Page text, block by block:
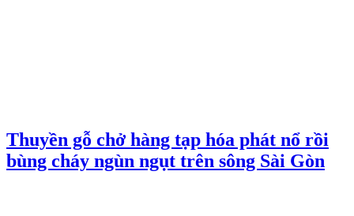
Thuyền gỗ chở hàng tạp hóa phát nổ rồi
bùng cháy ngùn ngụt trên sông Sài Gòn